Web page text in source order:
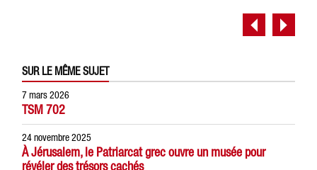
SUR LE MÊME SUJET
7 mars 2026
TSM 702
24 novembre 2025
À Jérusalem, le Patriarcat grec ouvre un musée pour
révéler des trésors cachés